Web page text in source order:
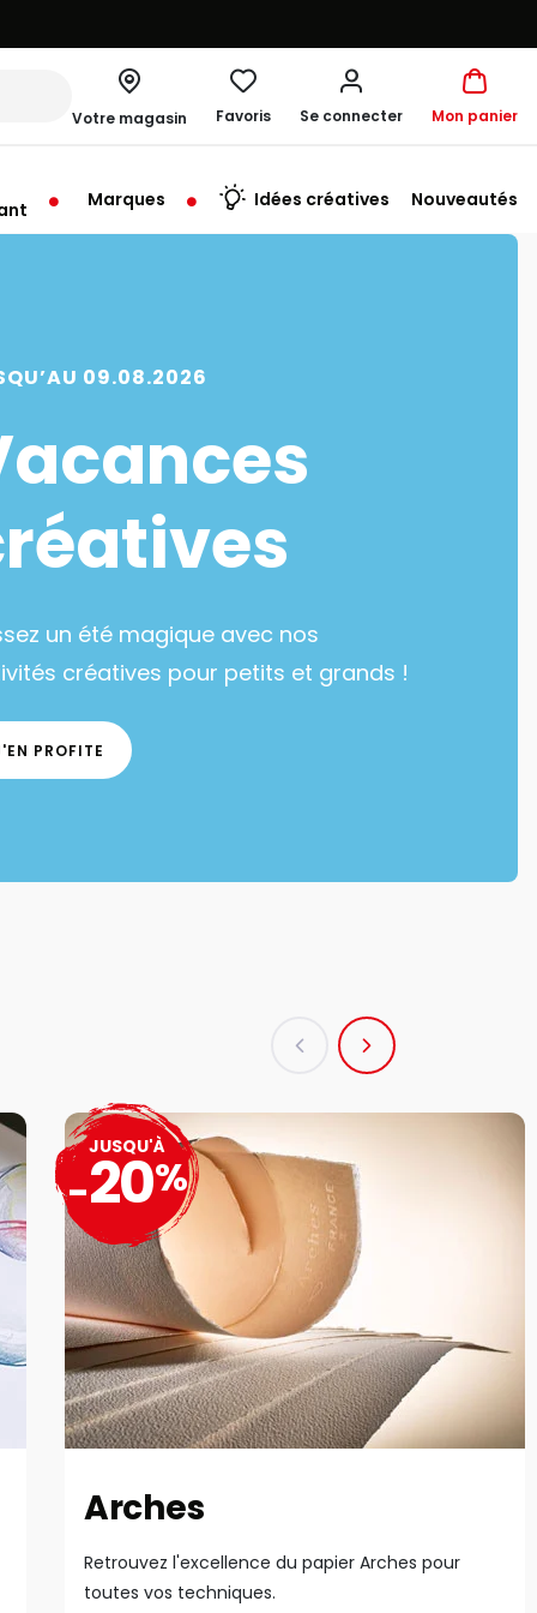
Votre magasin
à 10:00
Favoris Se connecter Mon panier
Marques Idées créatives Nouveautés
09.08.2026
un été magique avec nos
créatives pour petits et grands !
PROFITE
Arches
Retrouvez l'excellence du papier Arches pour
toutes vos techniques.
JUSQU'À
-20%